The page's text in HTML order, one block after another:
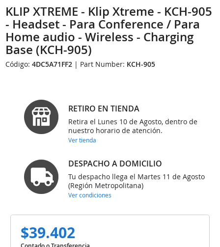
KLIP XTREME - Klip Xtreme - KCH-905
- Headset - Para Conference / Para
Home audio - Wireless - Charging
Base (KCH-905)
Código:4DC5A71FF2 | Part Number: KCH-905
RETIRO EN TIENDA
Retira el Lunes 10 de Agosto, dentro de
nuestro horario de atención.
Ver tienda
DESPACHO A DOMICILIO
Tu despacho llega el Martes 11 de Agosto
(Región Metropolitana)
Ver condiciones
$39.402